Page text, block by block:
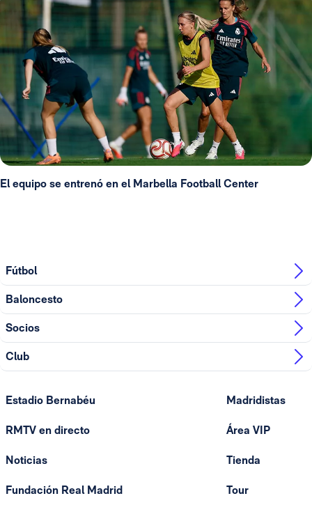
El equipo se entrenó en el Marbella Football Center
Fútbol
Baloncesto
Socios
Club
Estadio Bernabéu
RMTV en directo
Noticias
Fundación Real Madrid
Madridistas
Área VIP
Tienda
Tour